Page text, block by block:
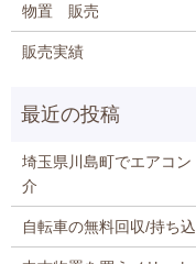
物置 販売
販売実績
埼玉県川島町でエアコ
介
自転車の無料回収/持ち